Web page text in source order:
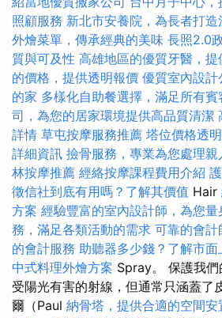
照顧服務 新北市安養院，為長者打
外燴菜單，傳承經典的美味 長照2.0
質與可及性 高雄地區的優質牙醫，提
的價格，提供透明報價 優質室內設計
的家 多樣化自助餐選擇，滿足所有賓
司，為您的居家環境提供高品質清潔
詳情 草屯按摩服務推薦 塔位價格透
詳細資訊 撿骨服務，專業為您處理
林按摩推薦 經絡按摩課程費用介紹
徵信社到底有用嗎？了解其價值 Hair
方案 經驗豐富的室內設計師，為您量
務，滿足各類活動的需求 可靠的會計
的會計服務 助聽器多少錢？了解市
中式料理外燴方案 Spray。 保護我
受陽光有害的射線，但通常只涵蓋了
爾（Paul 納骨塔，提供合適的空間安